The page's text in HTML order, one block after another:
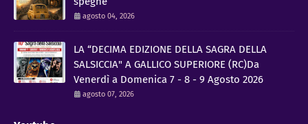
agosto 04, 2026
LA “DECIMA EDIZIONE DELLA SAGRA DELLA
SALSICCIA" A GALLICO SUPERIORE (RC)Da
Venerdì a Domenica 7 - 8 - 9 Agosto 2026
agosto 07, 2026